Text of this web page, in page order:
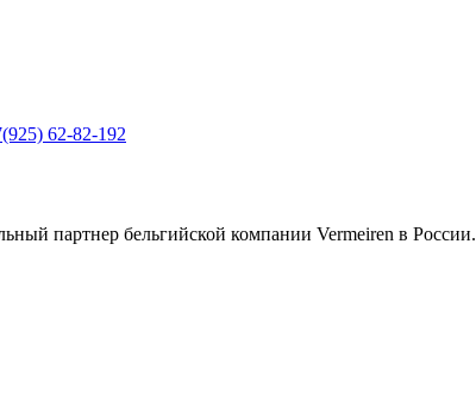
62-82-192
партнер бельгийской компании Vermeiren в России.